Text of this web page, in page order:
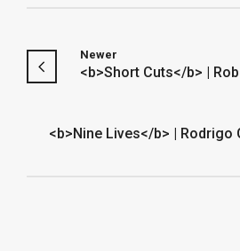
Newer
<b>Short Cuts</b> |
<b>Nine Lives</b> | Rodrigo